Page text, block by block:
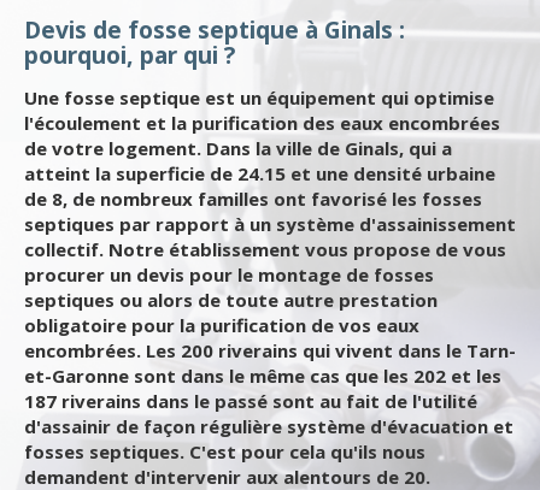
Devis de fosse septique à Ginals :
pourquoi, par qui ?
Une fosse septique est un équipement qui optimise
l'écoulement et la purification des eaux encombrées
de votre logement. Dans la ville de Ginals, qui a
atteint la superficie de 24.15 et une densité urbaine
de 8, de nombreux familles ont favorisé les fosses
septiques par rapport à un système d'assainissement
collectif. Notre établissement vous propose de vous
procurer un devis pour le montage de fosses
septiques ou alors de toute autre prestation
obligatoire pour la purification de vos eaux
encombrées. Les 200 riverains qui vivent dans le Tarn-
et-Garonne sont dans le même cas que les 202 et les
187 riverains dans le passé sont au fait de l'utilité
d'assainir de façon régulière système d'évacuation et
fosses septiques. C'est pour cela qu'ils nous
demandent d'intervenir aux alentours de 20.